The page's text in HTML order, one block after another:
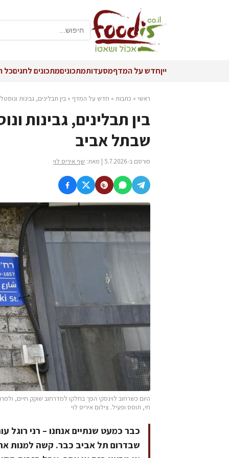
ייןחדש על המדףמסעדותמתכוניםמתכונים לחגיםכל
ראשי » כתבות » חדש על המדף » בין תבלינים, גבינות
בין תבלינים, גבינות
שבתל אביב
פורסם ב-5.7.2026 | מאת: שף איריס לוי
היום כשרחוב לוינסקי הפך בחלקו למדרחוב שוקק חיים,
חי, תוסס ופעיל. צילום איריס לוי
כבר כמעט שנתיים אנחנו – רני רוגל
שבדרום תל אביב כבר. קשה למנות